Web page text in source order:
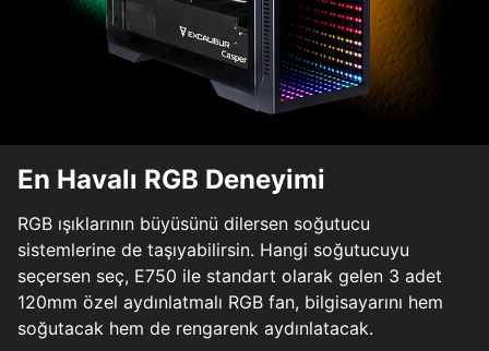
En Havalı RGB Deneyimi
RGB ışıklarının büyüsünü dilersen soğutucu
sistemlerine de taşıyabilirsin. Hangi soğutucuyu
seçersen seç, E750 ile standart olarak gelen 3 adet
120mm özel aydınlatmalı RGB fan, bilgisayarını hem
soğutacak hem de rengarenk aydınlatacak.